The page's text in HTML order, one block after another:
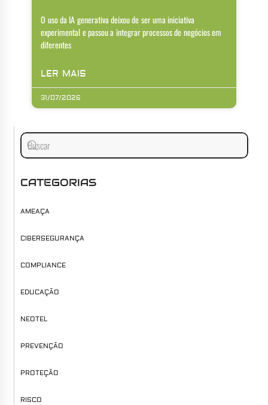
O uso da IA generativa deixou de ser uma iniciativa
experimental e passou a integrar processos de negócios em
diferentes
LER MAIS
31/07/2026
CATEGORIAS
AMEAÇA
CIBERSEGURANÇA
COMPLIANCE
EDUCAÇÃO
NEOTEL
PREVENÇÃO
PROTEÇÃO
RISCO